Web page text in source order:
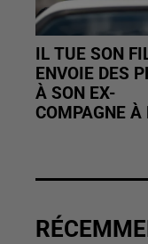
IL TUE SON
ENVOIE DES
À SON EX-
COMPAGNE À